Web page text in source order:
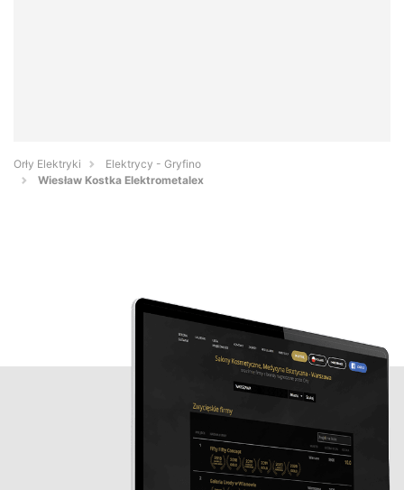
Orły Elektryki
Elektrycy - Gryfino
Wiesław Kostka Elektrometalex